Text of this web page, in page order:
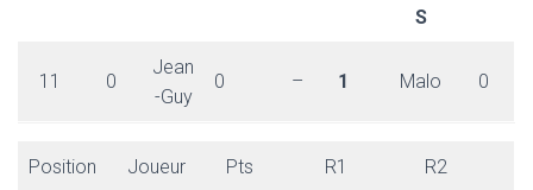
S
11 0
Jean
-Guy
0 – 1 Malo 0
Position Joueur Pts R1 R2